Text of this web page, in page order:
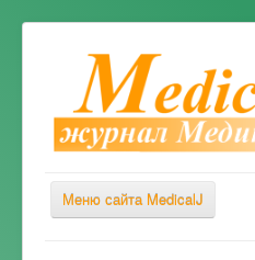
Меню сайта MedicalJ